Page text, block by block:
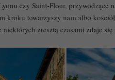
czy Saint-Flour, przywodzące
kroku towarzyszy nam albo
niektórych zresztą czasami zdaje